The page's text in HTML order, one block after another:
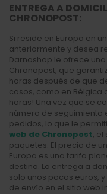
ENTREGA A
CHRONOPOST:
Si reside en Europa en
anteriormente y desea
Darnashop le ofrece
Chronopost, que
horas después de que
casos, como en Bélgica
horas! Una vez que se
número de seguimiento
pedidos, lo que le
web de Chronopost, el
paquetes. El precio de
Europa es una tarifa
destino. La entrega a
solo unos pocos euros,
de envío en el sitio web